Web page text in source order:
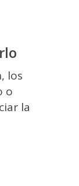
los
o
la